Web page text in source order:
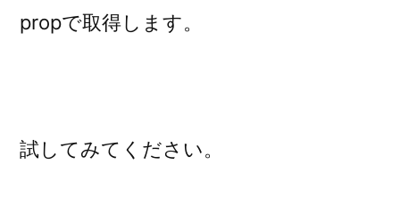
propで取得します。
試してみてください。